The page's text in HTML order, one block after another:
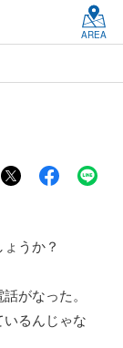
AREA
うか？
がなった。
いるんじゃな